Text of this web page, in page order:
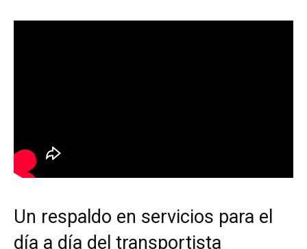
Un respaldo en servicios para el
día a día del transportista